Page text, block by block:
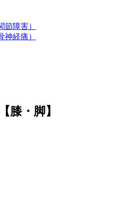
節障害）
神経痛）
膝・脚】